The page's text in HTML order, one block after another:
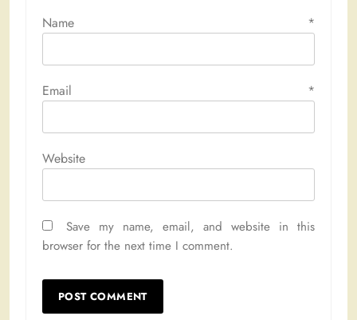
Name *
Email *
Website
Save my name, email, and website in this
browser for the next time I comment.